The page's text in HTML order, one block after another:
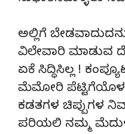
ಅಲ್ಲಿಗೆ
ವಿಲೇವಾರಿ ಮಾಡುವ
ಏಕೆ ಸಿದ್ಧಿಸಿಲ್ಲ !
ಮೆಮೋರಿ
ಕಡತಗಳ ಚಿಪ್ಪುಗಳ
ಪರಿಯಲಿ ನಮ್ಮ